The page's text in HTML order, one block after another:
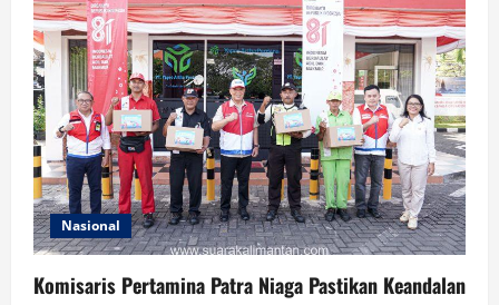
Nasional
Komisaris Pertamina Patra Niaga Pastikan Keandalan